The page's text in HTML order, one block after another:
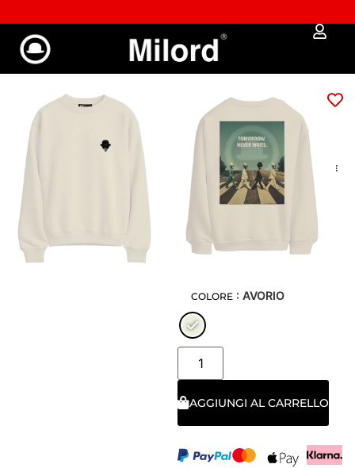
Approfitta dei Saldi | fino al - 40% OFF!
NEVER WAITS
Art: 2055-FW
59,00 €50,15
GUIDA ALLE MISURE
COLORE : AVORIO
AGGIUNGI AL CARRELLO